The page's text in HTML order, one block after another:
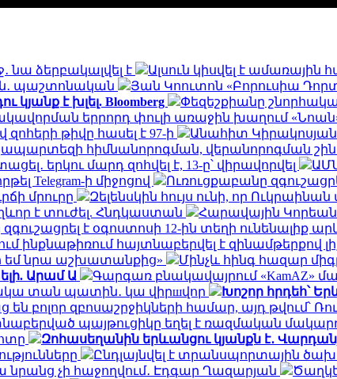
նա ձերբակալվել է
Ալսուն կիսվել է
պաշտոնական
Յան Կոուտոն «Բորուսիա
է խլել. Bloomberg
Փեզեշքիանը
երրորդ փուլի առաջին խաղում
թիվը հասել է 97-ի
Անահիտ
հիմնանորոգման, վերանորոգման
երկու մարդ զոհվել է, 13-ը՝ վիրավորվել
Telegram-ի միջոցով
Ուռուցքաբանը
մրուրը
Զելենսկին հույս ունի, որ
է տուժել. Հնդկաստան
Հարավային Կորեան
է օգոստոսի 12-ին տեղի ունենալիք
ինքնաթիռում հայտնաբերվել է զինամթերքով
նրա աշխատանքից»
Մինչև հինգ հազար
Արամ Ա
Գարգառ բնակավայրում «KamAZ»
տան պատին․ կա վիրшվոր
Խոշոր հրդեհ՝
բոլոր զբոսաշրջիկների համար, այդ թվում՝
պայթուցիկը եղել է ռազմական
Զոհասեղանին երևանցու կյանքն է․
Ընդլայնվել է տրանսպորտային
նրանց չի հաջողվում․ Էդգար Ղազարյան